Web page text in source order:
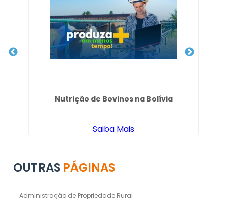
Nutrição de Bovinos na Bolívia
Saiba Mais
OUTRAS PÁGINAS
Administração de Propriedade Rural